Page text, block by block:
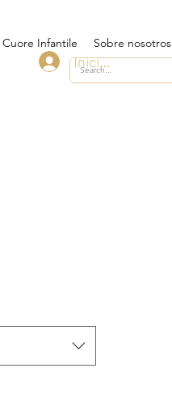
Cuore Infantile Sobre nosotros
Iniciar sesión